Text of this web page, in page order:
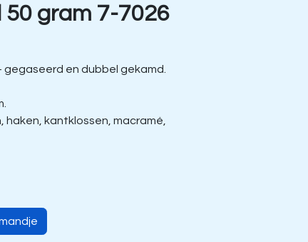
gram 7-7026
en dubbel gekamd.
kantklossen, macramé,